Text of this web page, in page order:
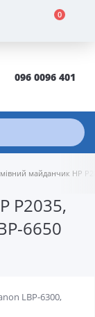
0
096 0096 401
майданчик HP
P2035,
6650